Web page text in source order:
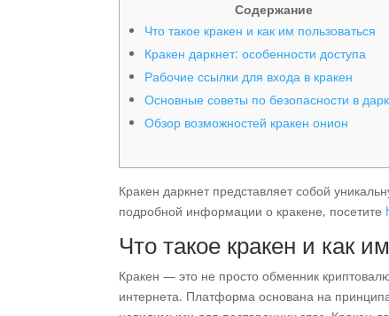
Содержание
Что такое кракен и как им пользоваться
Кракен даркнет: особенности доступа
Рабочие ссылки для входа в кракен
Основные советы по безопасности в
Обзор возможностей кракен онион
Кракен даркнет представляет собой
подробной информации о кракене, посетите
Что такое кракен и как
Кракен — это не просто обменник
интернета. Платформа основана на